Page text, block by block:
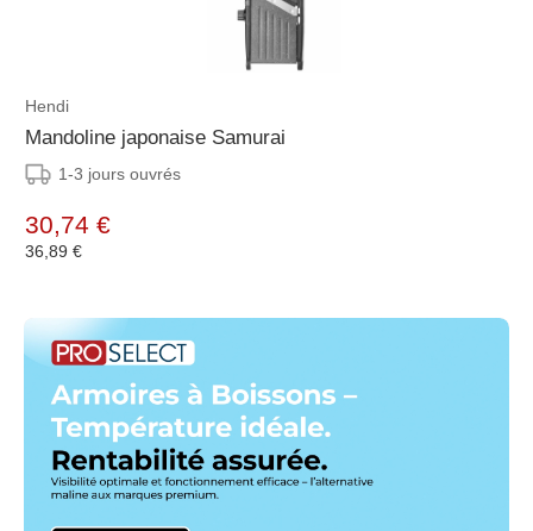
Hendi
Mandoline japonaise Samurai
1-3 jours ouvrés
30,74 €
36,89 €